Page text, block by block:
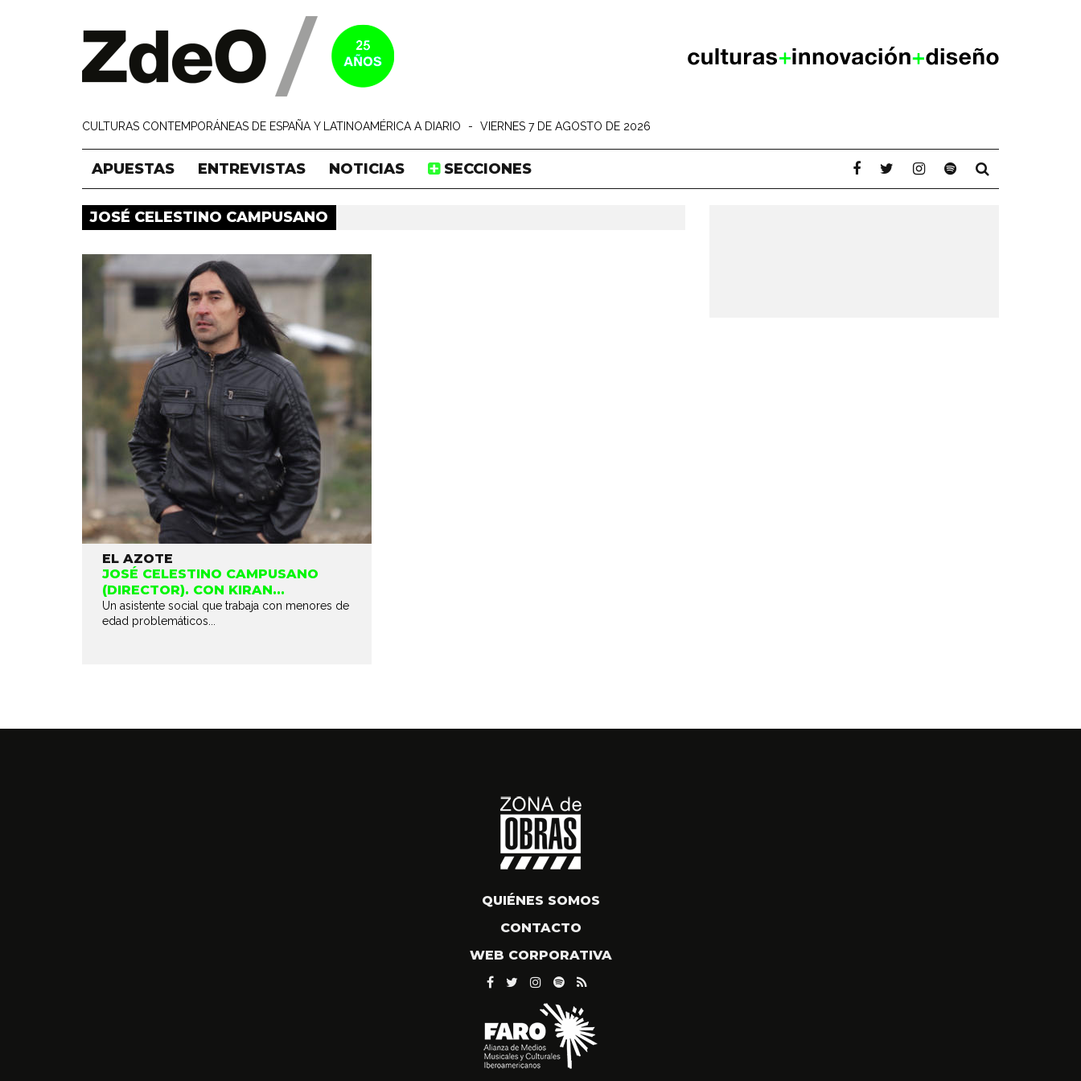
CULTURAS CONTEMPORÁNEAS DE ESPAÑA Y LATINOAMÉRICA A DIARIO - VIERNES 7 DE AGOSTO DE 2026
APUESTAS ENTREVISTAS NOTICIAS SECCIONES
JOSÉ CELESTINO CAMPUSANO
EL AZOTE
JOSÉ CELESTINO CAMPUSANO
(DIRECTOR). CON KIRAN...
Un asistente social que trabaja con menores de
edad problemáticos...
QUIÉNES SOMOS
CONTACTO
WEB CORPORATIVA